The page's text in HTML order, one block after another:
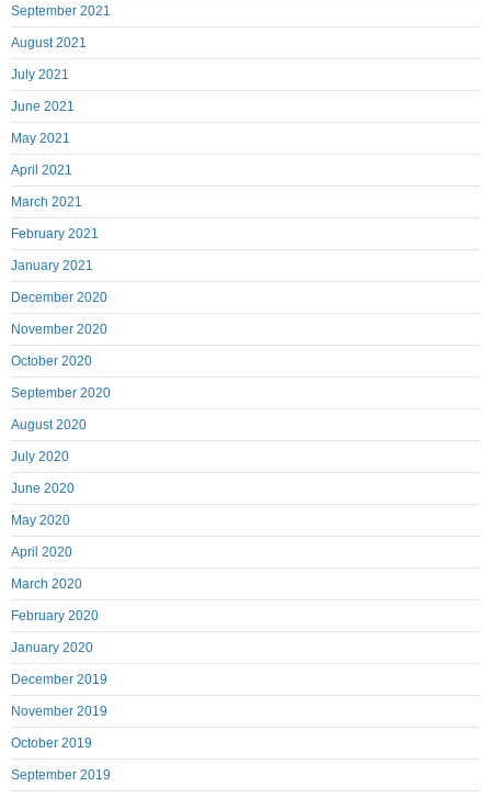
September 2021
August 2021
July 2021
June 2021
May 2021
April 2021
March 2021
February 2021
January 2021
December 2020
November 2020
October 2020
September 2020
August 2020
July 2020
June 2020
May 2020
April 2020
March 2020
February 2020
January 2020
December 2019
November 2019
October 2019
September 2019